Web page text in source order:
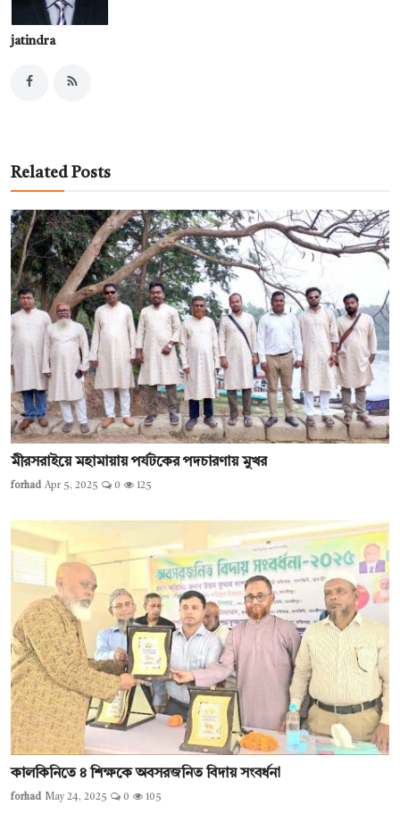
jatindra
Related Posts
মীরসরাইয়ে মহামায়ায় পর্যটকের পদচারণায় মুখর
forhad Apr 5, 2025 0 125
কালকিনিতে ৪ শিক্ষকে অবসরজনিত বিদায় সংবর্ধনা
forhad May 24, 2025 0 105